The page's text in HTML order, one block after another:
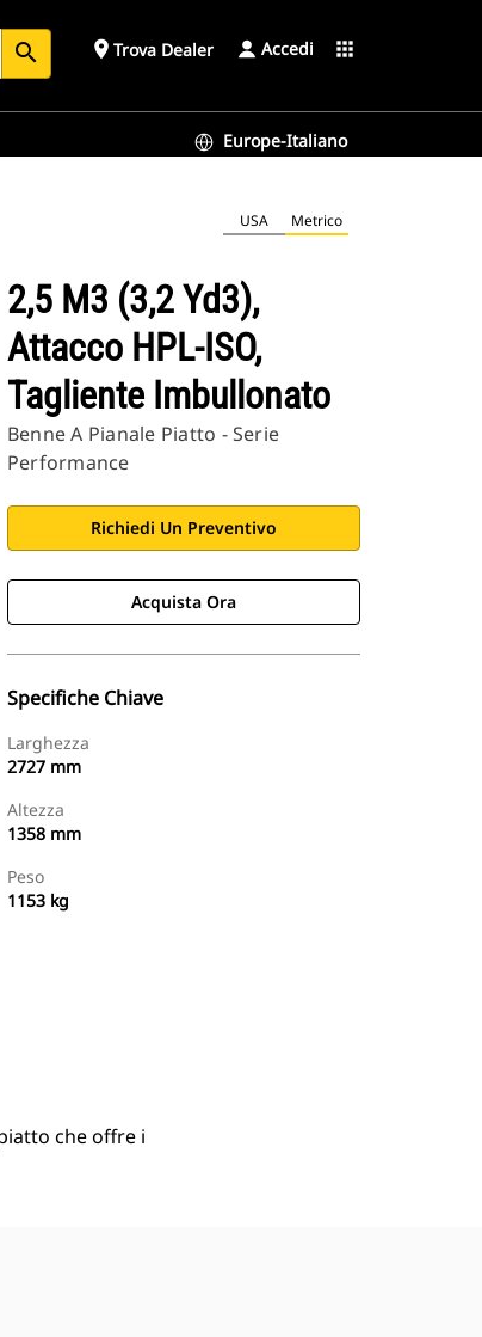
search place Trova Dealer Accedi apps
Europe-Italiano
USA Metrico
2,5 M3 (3,2 Yd3),
Attacco HPL-ISO,
Tagliente Imbullonato
Benne A Pianale Piatto - Serie
Performance
Richiedi Un Preventivo
Acquista Ora
Specifiche Chiave
Larghezza
2727 mm
Altezza
1358 mm
Peso
1153 kg
che offre i